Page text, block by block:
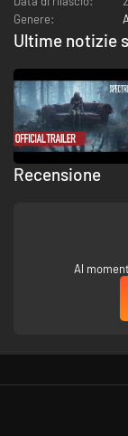
Genere:
Ultime notizie
Recensione
Al